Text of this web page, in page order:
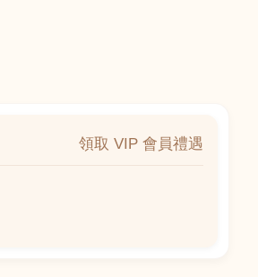
領取 VIP 會員禮遇